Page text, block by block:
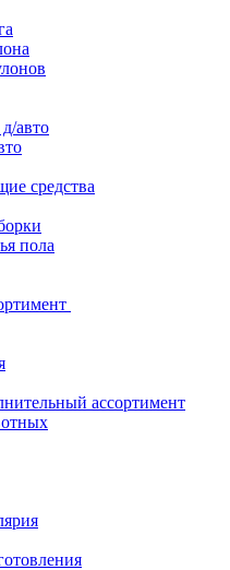
авто
средства
пола
ассортимент